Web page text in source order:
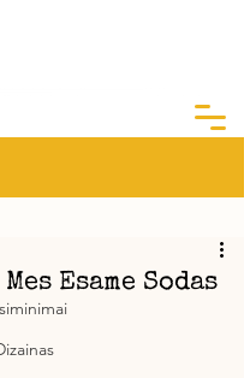
Esame Sodas